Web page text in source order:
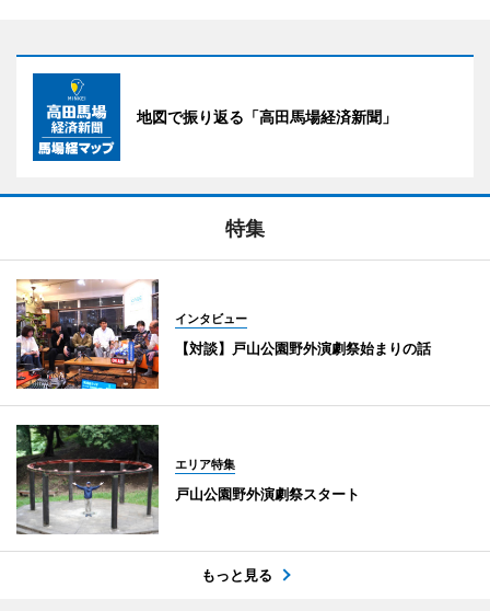
地図で振り返る「高田馬場経済新聞」
特集
インタビュー
【対談】戸山公園野外演劇祭始まりの話
エリア特集
戸山公園野外演劇祭スタート
もっと見る